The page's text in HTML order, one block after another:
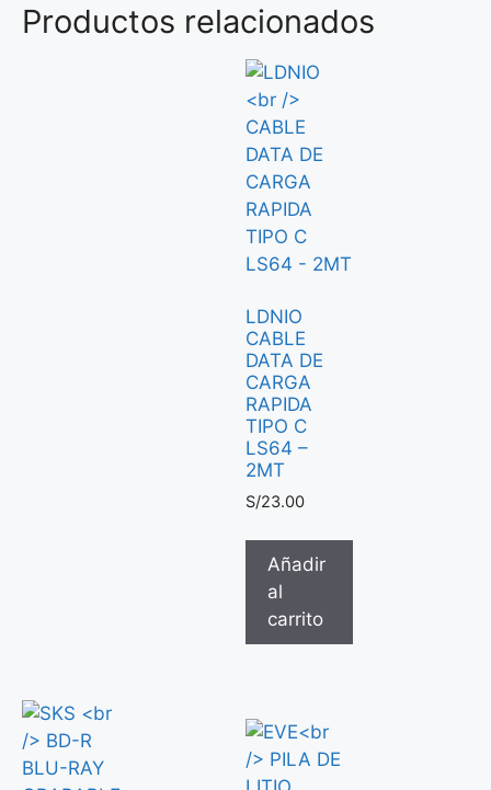
Productos relacionados
LDNIO
CABLE
DATA DE
CARGA
RAPIDA
TIPO C
LS64 –
2MT
S/23.00
Añadir
al
carrito